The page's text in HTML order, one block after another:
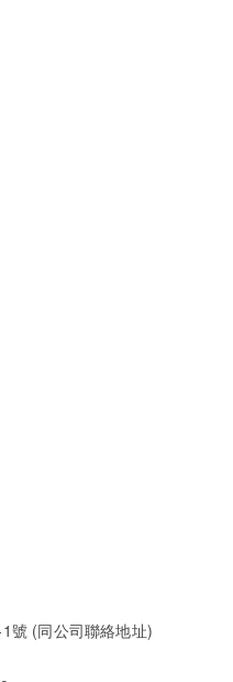
號 (同公司聯絡地址)